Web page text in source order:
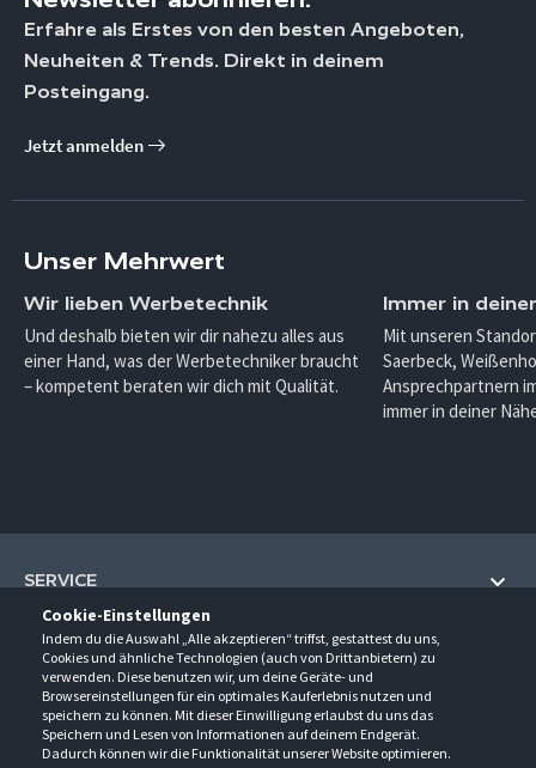
Cookie-Einstellungen
Indem du die Auswahl „Alle akzeptieren“ triffst, gestattest du uns,
Cookies und ähnliche Technologien (auch von Drittanbietern) zu
verwenden. Diese benutzen wir, um deine Geräte- und
Browsereinstellungen für ein optimales Kauferlebnis nutzen und
speichern zu können. Mit dieser Einwilligung erlaubst du uns das
Speichern und Lesen von Informationen auf deinem Endgerät.
Dadurch können wir die Funktionalität unserer Website optimieren.
Erfahre als Erstes von den besten Angeboten,
Neuheiten & Trends. Direkt in deinem
Posteingang.
Jetzt anmelden
Unser Mehrwert
Wir lieben Werbetechnik
Und deshalb bieten wir dir nahezu alles aus
einer Hand, was der Werbetechniker braucht
– kompetent beraten wir dich mit Qualität.
Immer in
Mit unseren
Saerbeck,
Ansprechpartnern
immer in deiner
SERVICE
Hilfe und Information
Fragen und Antworten (FAQ)
Kontakt
Newsletter
UNTERNEHMEN
Über uns
Anfahrt
Ansprechpartner
KONTAKT
Gröner-Schulze GmbH
ÖFFNUNGSZEITEN